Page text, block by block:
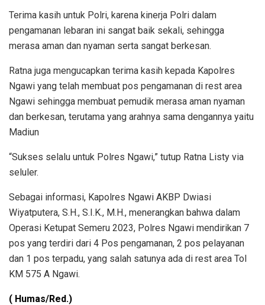
Terima kasih untuk Polri, karena kinerja Polri dalam
pengamanan lebaran ini sangat baik sekali, sehingga
merasa aman dan nyaman serta sangat berkesan.
Ratna juga mengucapkan terima kasih kepada Kapolres
Ngawi yang telah membuat pos pengamanan di rest area
Ngawi sehingga membuat pemudik merasa aman nyaman
dan berkesan, terutama yang arahnya sama dengannya yaitu
Madiun
“Sukses selalu untuk Polres Ngawi,” tutup Ratna Listy via
seluler.
Sebagai informasi, Kapolres Ngawi AKBP Dwiasi
Wiyatputera, S.H., S.I.K., M.H., menerangkan bahwa dalam
Operasi Ketupat Semeru 2023, Polres Ngawi mendirikan 7
pos yang terdiri dari 4 Pos pengamanan, 2 pos pelayanan
dan 1 pos terpadu, yang salah satunya ada di rest area Tol
KM 575 A Ngawi.
( Humas/Red.)